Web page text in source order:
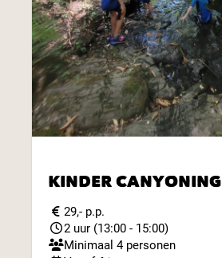
KINDER CANYONING
29,- p.p.
2 uur (13:00 - 15:00)
Minimaal 4 personen